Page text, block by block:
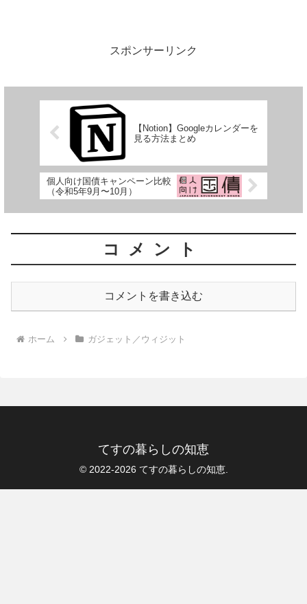
スポンサーリンク
【Notion】Googleカレンダーを
見る方法まとめ
個人向け国債キャンペーン比較
（令和5年9月〜10月）
コメント
コメントを書き込む
ホーム ガジェット／ウィジット
てすの暮らしの知恵
© 2022-2026 てすの暮らしの知恵.